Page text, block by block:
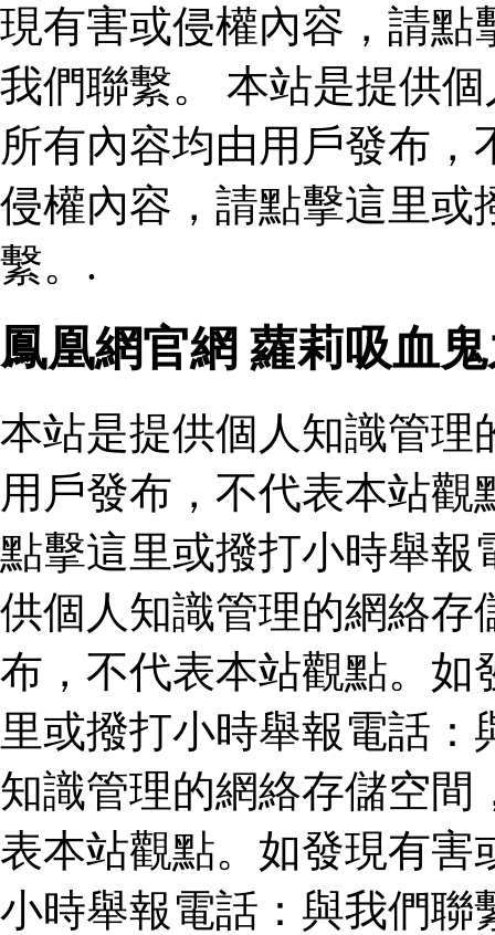
現有害或侵權內容，請點
我們聯繫。 本站是提供
所有內容均由用戶發布
侵權內容，請點擊這里或
繫。.
鳳凰網官網 蘿莉吸血
本站是提供個人知識管理
用戶發布，不代表本站
點擊這里或撥打小時舉報
供個人知識管理的網絡存
布，不代表本站觀點。如
里或撥打小時舉報電話
知識管理的網絡存儲空間
表本站觀點。如發現有害
小時舉報電話：與我們聯